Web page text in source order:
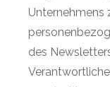
Unternehmens
des